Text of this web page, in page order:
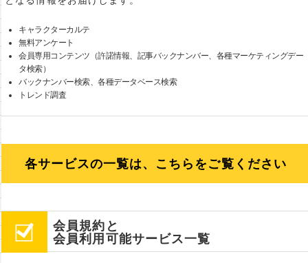
キャラクターカルテ
無料アンケート
会員専用コンテンツ（許諾情報、記事バックナンバー、各種マーケティングデー
タ検索）
バックナンバー検索、各種データベース検索
トレンド調査
各サービスの一覧は、こちらをご覧ください
会員規約と
会員利用可能サービス一覧